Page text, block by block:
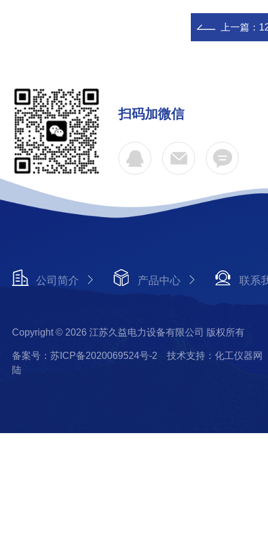
上一篇：
扫码加微信
公司简介 产品中心 联系
Copyright © 2026 江苏久益电力设备有限公司 版权所有
备案号：苏ICP备2020069524号-2
技术支持：化工仪器网
陆